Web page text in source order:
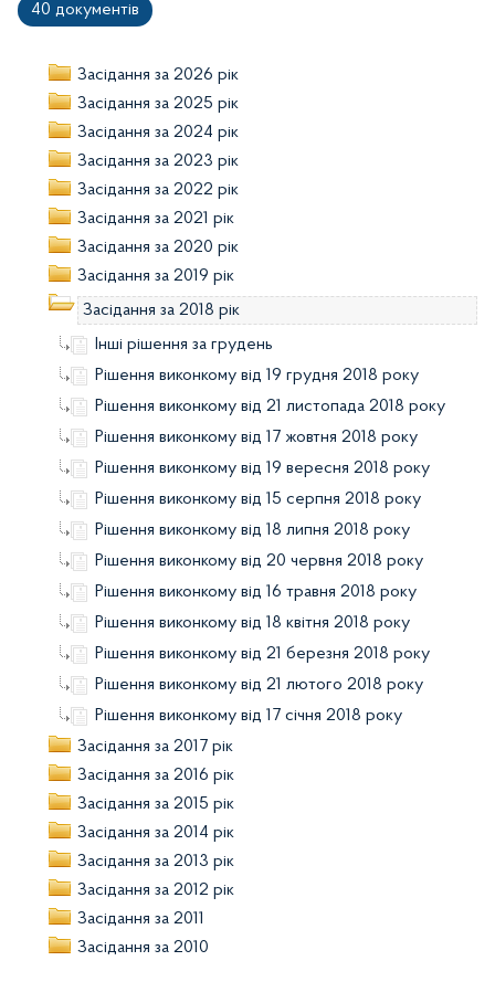
40 документів
Засідання за 2026 рік
Засідання за 2025 рік
Засідання за 2024 рік
Засідання за 2023 рік
Засідання за 2022 рік
Засідання за 2021 рік
Засідання за 2020 рік
Засідання за 2019 рік
Засідання за 2018 рік
Інші рішення за грудень
Рішення виконкому від 19 грудня 2018 року
Рішення виконкому від 21 листопада 2018 року
Рішення виконкому від 17 жовтня 2018 року
Рішення виконкому від 19 вересня 2018 року
Рішення виконкому від 15 серпня 2018 року
Рішення виконкому від 18 липня 2018 року
Рішення виконкому від 20 червня 2018 року
Рішення виконкому від 16 травня 2018 року
Рішення виконкому від 18 квітня 2018 року
Рішення виконкому від 21 березня 2018 року
Рішення виконкому від 21 лютого 2018 року
Рішення виконкому від 17 січня 2018 року
Засідання за 2017 рік
Засідання за 2016 рік
Засідання за 2015 рік
Засідання за 2014 рік
Засідання за 2013 рік
Засідання за 2012 рік
Засідання за 2011
Засідання за 2010